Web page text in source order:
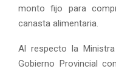
monto fijo para
canasta alimentaria.
Al respecto la
Gobierno Provincial